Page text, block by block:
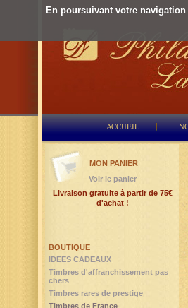
En poursuivant votre
ACCUEIL
BOUTIQUE
IDEES CADEAUX
Timbres d'affranchissement pas
chers
Timbres rares de prestige
Timbres de France
MON PANIER
Voir le panier
Livraison gratuite à partir de 75€
d'achat !